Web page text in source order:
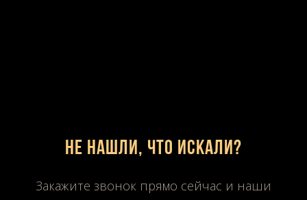
Не нашли, что искали?
Закажите звонок прямо сейчас и наши